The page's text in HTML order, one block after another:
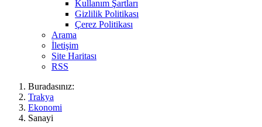
Kullanım Şartları
Gizlilik Politikası
Çerez Politikası
Arama
İletişim
Site Haritası
RSS
Buradasınız:
Trakya
Ekonomi
Sanayi